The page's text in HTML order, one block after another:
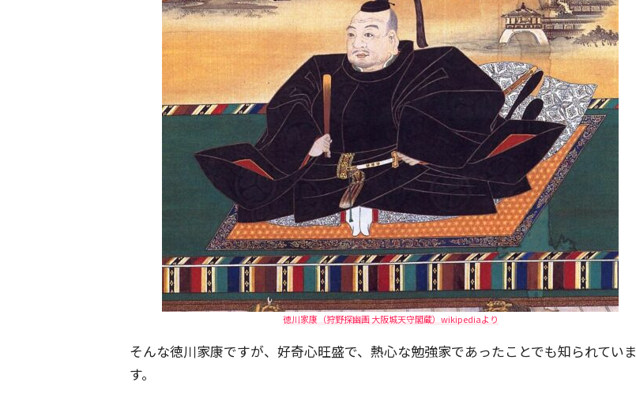
徳川家康（狩野探幽画 大阪城天守閣蔵）wikipediaより
そんな徳川家康ですが、好奇心旺盛で、熱心な勉強家であったことでも知られていま
す。